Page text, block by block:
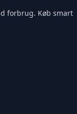
forbrug. Køb smart